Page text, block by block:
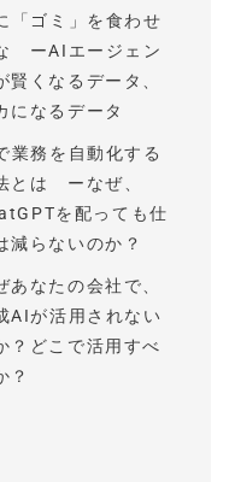
「ゴミ」を食わせ
ーAIエージェン
賢くなるデータ、
になるデータ
業務を自動化する
とは ーなぜ、
を配っても仕
減らないのか？
あなたの会社で、
AIが活用されない
？どこで活用すべ
？